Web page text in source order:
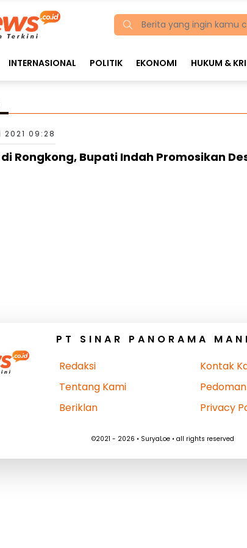
INTERNASIONAL POLITIK EKONOMI HUKUM &
2021 09:28
Rongkong, Bupati Indah Promosikan
PT SINAR PANORAMA
Redaksi
Tentang Kami
Beriklan
Kontak
Privacy
©2021 - 2026 • SuryaLoe • all rights reserved